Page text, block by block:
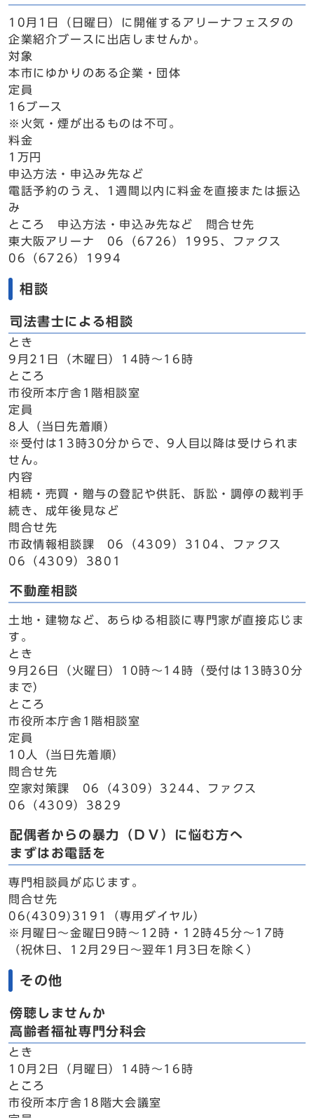
10月1日（日曜日）に開催するアリーナフェスタの
企業紹介ブースに出店しませんか。
対象
本市にゆかりのある企業・団体
定員
16ブース
※火気・煙が出るものは不可。
料金
1万円
申込方法・申込み先など
電話予約のうえ、1週間以内に料金を直接または振込
み
ところ 申込方法・申込み先など 問合せ先
東大阪アリーナ 06（6726）1995、ファクス
06（6726）1994
相談
司法書士による相談
とき
9月21日（木曜日）14時～16時
ところ
市役所本庁舎1階相談室
定員
8人（当日先着順）
※受付は13時30分からで、9人目以降は受けられま
せん。
内容
相続・売買・贈与の登記や供託、訴訟・調停の裁判手
続き、成年後見など
問合せ先
市政情報相談課 06（4309）3104、ファクス
06（4309）3801
不動産相談
土地・建物など、あらゆる相談に専門家が直接応じま
す。
とき
9月26日（火曜日）10時～14時（受付は13時30分
まで）
ところ
市役所本庁舎1階相談室
定員
10人（当日先着順）
問合せ先
空家対策課 06（4309）3244、ファクス
06（4309）3829
配偶者からの暴力（ＤＶ）に悩む方へ
まずはお電話を
専門相談員が応じます。
問合せ先
06(4309)3191（専用ダイヤル）
※月曜日～金曜日9時～12時・12時45分～17時
（祝休日、12月29日～翌年1月3日を除く）
その他
傍聴しませんか
高齢者福祉専門分科会
とき
10月2日（月曜日）14時～16時
ところ
市役所本庁舎18階大会議室